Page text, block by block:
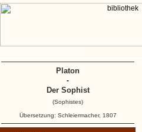
Platon
-
Der Sophist
(Sophistes)
Übersetzung: Schleiermacher, 1807